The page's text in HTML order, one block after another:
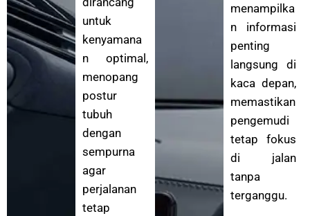
untuk
kenyamana
n optimal,
menopang
postur
tubuh
dengan
sempurna
agar
perjalanan
tetap
menampilka
n informasi
penting
langsung di
kaca depan,
memastikan
pengemudi
tetap fokus
di jalan
tanpa
terganggu.